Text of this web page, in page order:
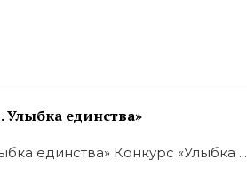
единства»
единства» Конкурс «Улыбка ...